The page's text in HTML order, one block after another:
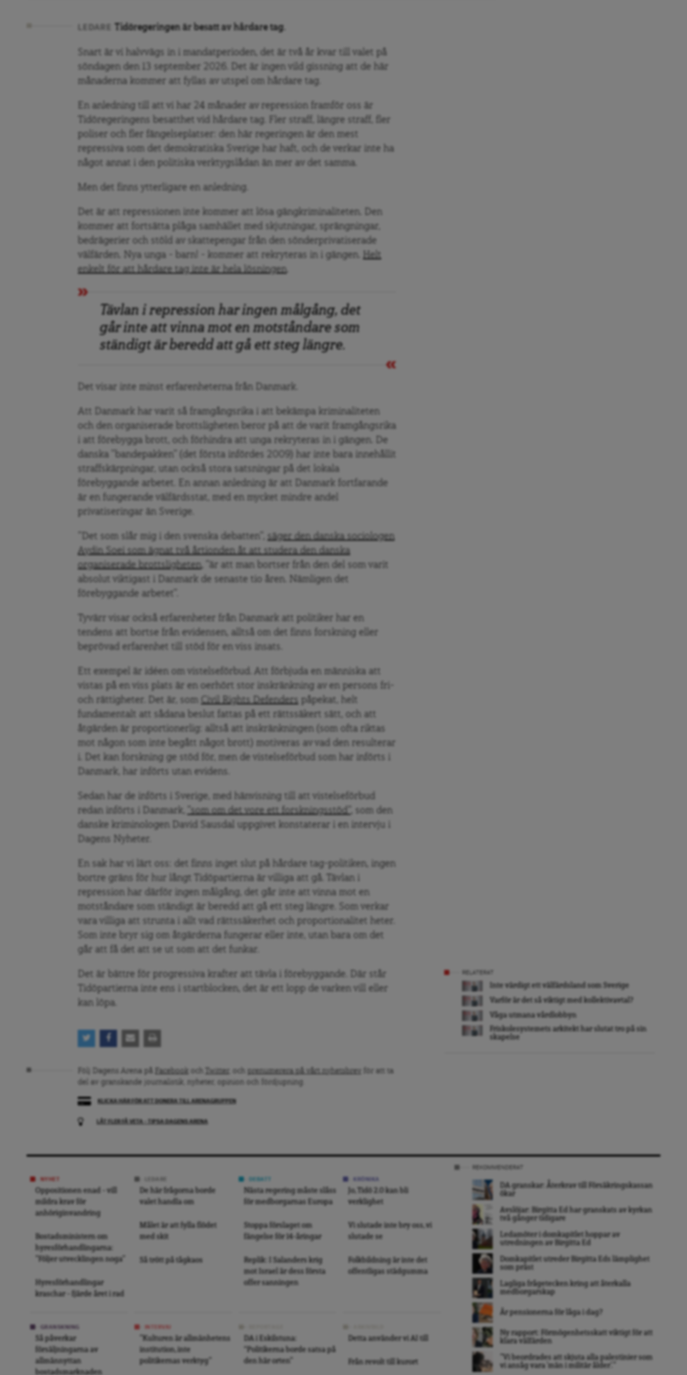
LEDARE Tidöregeringen är besatt av hårdare tag.
Snart är vi halvvägs in i mandatperioden, det är två år kvar till valet på
söndagen den 13 september 2026.
Det är ingen vild gissning att de här
månaderna kommer att fyllas av utspel om hårdare tag.
En anledning till att vi har 24 månader av repression framför oss är
Tidöregeringens besatthet vid hårdare tag. Fler straff, längre straff, fler
poliser och fler fängelseplatser: den här regeringen är den mest
repressiva som det demokratiska Sverige har haft, och de verkar inte ha
något annat i den politiska verktygslådan än mer av det samma.
Men det finns ytterligare en anledning.
Det är att repressionen inte kommer att lösa gängkriminaliteten. Den
kommer att fortsätta plåga samhället med skjutningar, sprängningar,
bedrägerier och stöld av skattepengar från den sönderprivatiserade
välfärden. Nya unga – barn! – kommer att rekryteras in i gängen.
Helt
enkelt för att hårdare tag inte är hela lösningen.
Tävlan i repression har ingen målgång, det
går inte att vinna mot en motståndare som
ständigt är beredd att gå ett steg längre.
Det visar inte minst erfarenheterna från Danmark.
Att Danmark har varit så framgångsrika i att bekämpa kriminaliteten
och den organiserade brottsligheten beror på att de varit framgångsrika
i att förebygga brott, och förhindra att unga rekryteras in i gängen. De
danska ”bandepakken” (det första infördes 2009) har inte bara innehållit
straffskärpningar, utan också stora satsningar på det lokala
förebyggande arbetet. En annan anledning är att Danmark fortfarande
är en fungerande välfärdsstat, med en mycket mindre andel
privatiseringar än Sverige.
”Det som slår mig i den svenska debatten”, säger den danska sociologen
Aydin Soei som ägnat två årtionden åt att studera den danska
organiserade brottsligheten, ”är att man bortser från den del som varit
absolut viktigast i Danmark de senaste tio åren. Nämligen det
förebyggande arbetet”.
Tyvärr visar också erfarenheter från Danmark att politiker har en
tendens att bortse från evidensen, alltså om det finns forskning eller
beprövad erfarenhet till stöd för en viss insats.
Ett exempel är idéen om vistelseförbud. Att förbjuda en människa att
vistas på en viss plats är en oerhört stor inskränkning av en persons fri-
och rättigheter. Det är, som
Civil Rights Defenders påpekat, helt
fundamentalt att sådana beslut fattas på ett rättssäkert sätt, och att
åtgärden är proportionerlig: alltså att inskränkningen (som ofta riktas
mot någon som inte begått något brott) motiveras av vad den resulterar
i. Det kan forskning ge stöd för, men de vistelseförbud som har införts i
Danmark, har införts utan evidens.
Sedan har de införts i Sverige, med hänvisning till att vistelseförbud
redan införts i Danmark,
”som om det vore ett forskningsstöd” , som den
danske kriminologen David Sausdal uppgivet konstaterar i en intervju i
Dagens Nyheter.
En sak har vi lärt oss: det finns inget slut på hårdare tag-politiken, ingen
bortre gräns för hur långt Tidöpartierna är villiga att gå. Tävlan i
repression har därför ingen målgång, det går inte att vinna mot en
motståndare som ständigt är beredd att gå ett steg längre. Som verkar
vara villiga att strunta i allt vad rättssäkerhet och proportionalitet heter.
Som inte bryr sig om åtgärderna fungerar eller inte, utan bara om det
går att få det att se ut som att det funkar.
Det är bättre för progressiva krafter att tävla i förebyggande. Där står
Tidöpartierna inte ens i startblocken, det är ett lopp de varken vill eller
kan löpa.
Följ Dagens Arena på Facebook Twitter prenumerera på vårt nyhetsbrev
för att ta
del av granskande journalistik, nyheter, opinion och fördjupning.
LÅT FLER FÅ VETA – TIPSA DAGENS ARENA
Inte värdigt ett välfärdsland som Sverige
Varför är det så viktigt med kollektivavtal?
Våga utmana vårdlobbyn
Friskolesystemets arkitekt har slutat tro på sin
skapelse
Oppositionen enad – vill
mildra krav för
anhöriginvandring
Bostadsministern om
hyresförhandlingarna:
”Följer utvecklingen noga”
Hyresförhandlingar
kraschar – fjärde året i rad
De här frågorna borde
valet handla om
Målet är att fylla flödet
med skit
Så trött på tågkaos
Nästa regering måste slåss
för medborgarnas Europa
Stoppa förslaget om
fängelse för 14-åringar
Replik: I Salanders krig
mot Israel är dess första
offer sanningen
Jo, Tidö 2.0 kan bli
verklighet
Vi slutade inte bry oss, vi
slutade se
Folkbildning är inte det
offentligas städgumma
Så påverkar
försäljningarna av
allmännyttan
bostadsmarknaden
”Kulturen är allmänhetens
institution, inte
politikernas verktyg”
DA i Eskilstuna:
“Politikerna borde satsa på
den här orten”
Detta använder vi AI till
Från revolt till kurort
DA granskar: Återkrav till Försäkringskassan
ökar
Avslöjar: Birgitta Ed har granskats av kyrkan
två gånger tidigare
Ledamöter i domkapitlet hoppar av
utredningen av Birgitta Ed
Domkapitlet utreder Birgitta Eds lämplighet
som präst
Lagliga frågetecken kring att återkalla
medborgarskap
Är pensionerna för låga i dag?
Ny rapport: Förmögenhetsskatt viktigt för att
klara välfärden
”Vi beordrades att skjuta alla palestinier som
vi ansåg vara ’män i militär ålder’. ”